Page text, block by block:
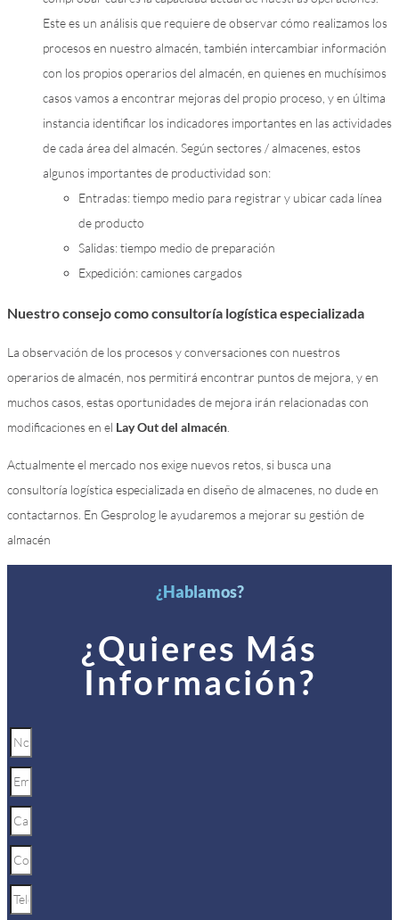
Este es un análisis que requiere de observar cómo realizamos los
procesos en nuestro almacén, también intercambiar información
con los propios operarios del almacén, en quienes en muchísimos
casos vamos a encontrar mejoras del propio proceso, y en última
instancia identificar los indicadores importantes en las actividades
de cada área del almacén. Según sectores / almacenes, estos
algunos importantes de productividad son:
Entradas: tiempo medio para registrar y ubicar cada línea
de producto
Salidas: tiempo medio de preparación
Expedición: camiones cargados
Nuestro consejo como consultoría logística especializada
La observación de los procesos y conversaciones con nuestros
operarios de almacén, nos permitirá encontrar puntos de mejora, y en
muchos casos, estas oportunidades de mejora irán relacionadas con
modificaciones en el Lay Out del almacén
Actualmente el mercado nos exige nuevos retos, si busca una
consultoría logística especializada en diseño de almacenes, no dude en
contactarnos. En Gesprolog le ayudaremos a mejorar su gestión de
almacén
¿Hablamos?
¿Quieres Más
Información?